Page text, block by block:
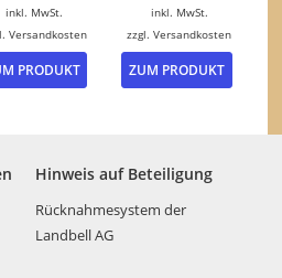
inkl. MwSt.
Versandkosten
PRODUKT
Dieses
Produkt
Die
Optionen
können
auf
inkl. MwSt.
zzgl.Versandkosten
ZUM PRODUKT
Hinweis auf Beteiligung
Rücknahmesystem der
Landbell AG